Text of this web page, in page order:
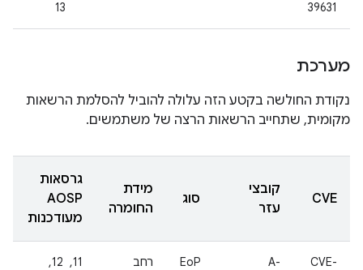
39631
13
מערכת
נקודת החולשה בקטע הזה עלולה להוביל להסלמת הרשאות
מקומית, שתחייב הרשאות הרצה של משתמשים.
CVE
קובצי
עזר
סוג
מידת
החומרה
גרסאות
AOSP
מעודכנות
CVE-
A-
EoP רחב
11, ‏ 12, ‏